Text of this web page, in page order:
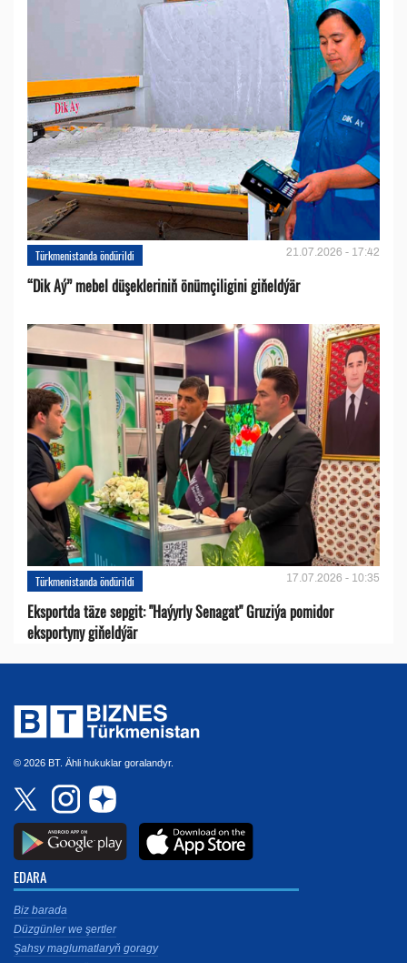
Türkmenistanda öndürildi 21.07.2026 - 17:42
“Dik Aý” mebel düşekleriniň önümçiligini giňeldýär
Türkmenistanda öndürildi 17.07.2026 - 10:35
Eksportda täze sepgit: "Haýyrly Senagat" Gruziýa pomidor
eksportyny giňeldýär
© 2026 BT. Ähli hukuklar goralandyr.
EDARA
Biz barada
Düzgünler we şertler
Şahsy maglumatlaryň goragy